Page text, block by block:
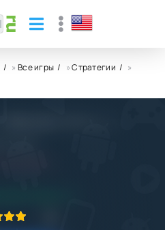
»Все игры »Стратегии
»